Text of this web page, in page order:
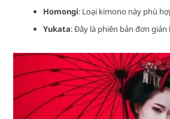
Homongi: Loại kimono này phù
Yukata: Đây là phiên bản đơn